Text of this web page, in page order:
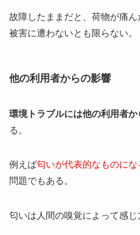
故障したままだと、荷物が痛
被害に遭わないとも限らない。
他の利用者からの影響
環境トラブルには他の利用者
る。
例えば匂いが代表的なものに
問題でもある。
匂いは人間の嗅覚によって感じ